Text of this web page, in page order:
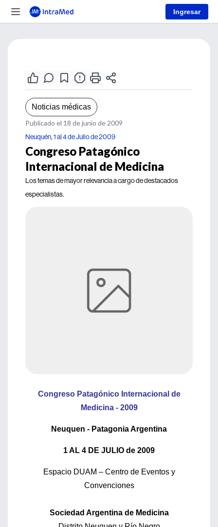
Ingresar
Noticias médicas
Publicado el 18 de junio de 2009
Neuquén, 1 al 4 de Julio de 2009
Congreso Patagónico
Internacional de Medicina
Los temas de mayor relevancia a cargo de destacados
especialistas.
Congreso Patagónico Internacional de
Medicina - 2009
Neuquen - Patagonia Argentina
1 AL 4 DE JULIO de 2009
Espacio DUAM – Centro de Eventos y
Convenciones
Sociedad Argentina de Medicina